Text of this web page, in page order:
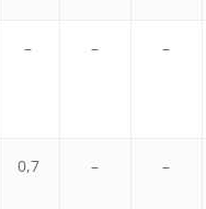
– – –
0,7 – –